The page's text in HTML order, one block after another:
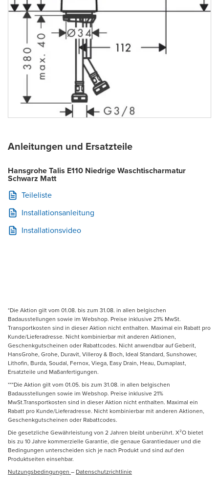
Anleitungen und Ersatzteile
Hansgrohe Talis E110 Niedrige Waschtischarmatur
Schwarz Matt
Teileliste
Installationsanleitung
Installationsvideo
*Die Aktion gilt vom 01.08. bis zum 31.08. in allen belgischen
Badausstellungen sowie im Webshop. Preise inklusive 21% MwSt.
Transportkosten sind in dieser Aktion nicht enthalten. Maximal ein Rabatt pro
Kunde/Lieferadresse. Nicht kombinierbar mit anderen Aktionen,
Geschenkgutscheinen oder Rabattcodes. Nicht anwendbar auf Geberit,
HansGrohe, Grohe, Duravit, Villeroy & Boch, Ideal Standard, Sunshower,
Lithofin, Burda, Soudal, Fernox, Viega, Easy Drain, Heau, Dumaplast,
Ersatzteile und Maßanfertigungen.
***Die Aktion gilt vom 01.05. bis zum 31.08. in allen belgischen
Badausstellungen sowie im Webshop. Preise inklusive 21%
MwSt.Transportkosten sind in dieser Aktion nicht enthalten. Maximal ein
Rabatt pro Kunde/Lieferadresse. Nicht kombinierbar mit anderen Aktionen,
Geschenkgutscheinen oder Rabattcodes.
Die gesetzliche Gewährleistung von 2 Jahren bleibt unberührt. X²O bietet
bis zu 10 Jahre kommerzielle Garantie, die genaue Garantiedauer und die
Bedingungen unterscheiden sich je nach Produkt und sind auf den
Produktseiten einsehbar.
Nutzungsbedingungen – Datenschutzrichtlinie